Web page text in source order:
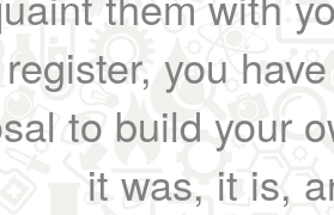
you
to build your
it was, it is,